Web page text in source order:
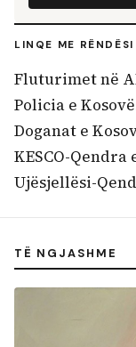
LINQE ME RËNDËSI
Fluturimet në
Policia e
Doganat e
KESCO-
Ujësjellësi-
TË NGJASHME